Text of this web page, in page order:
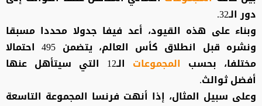
دور الـ32.
وبناء على هذه القيود، أعد فيفا جدولا محددا مسبقا
ونشره قبل انطلاق كأس العالم، يتضمن 495 احتمالا
مختلفا، بحسب المجموعات
الـ12 التي سيتأهل عنها
أفضل ثوالث.
وعلى سبيل المثال، إذا أنهت فرنسا المجموعة التاسعة